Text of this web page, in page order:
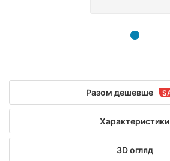
Разом дешевше
Характеристики
3D огляд